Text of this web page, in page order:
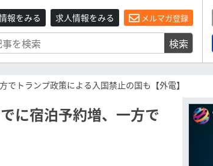
報をみる 求人情報をみる メルマガ登録
検索
トランプ政策による入国禁止の国も【外電】
に宿泊予約増、一方で